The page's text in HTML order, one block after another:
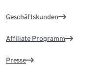
Geschäftskunden
Affiliate Programm
Presse